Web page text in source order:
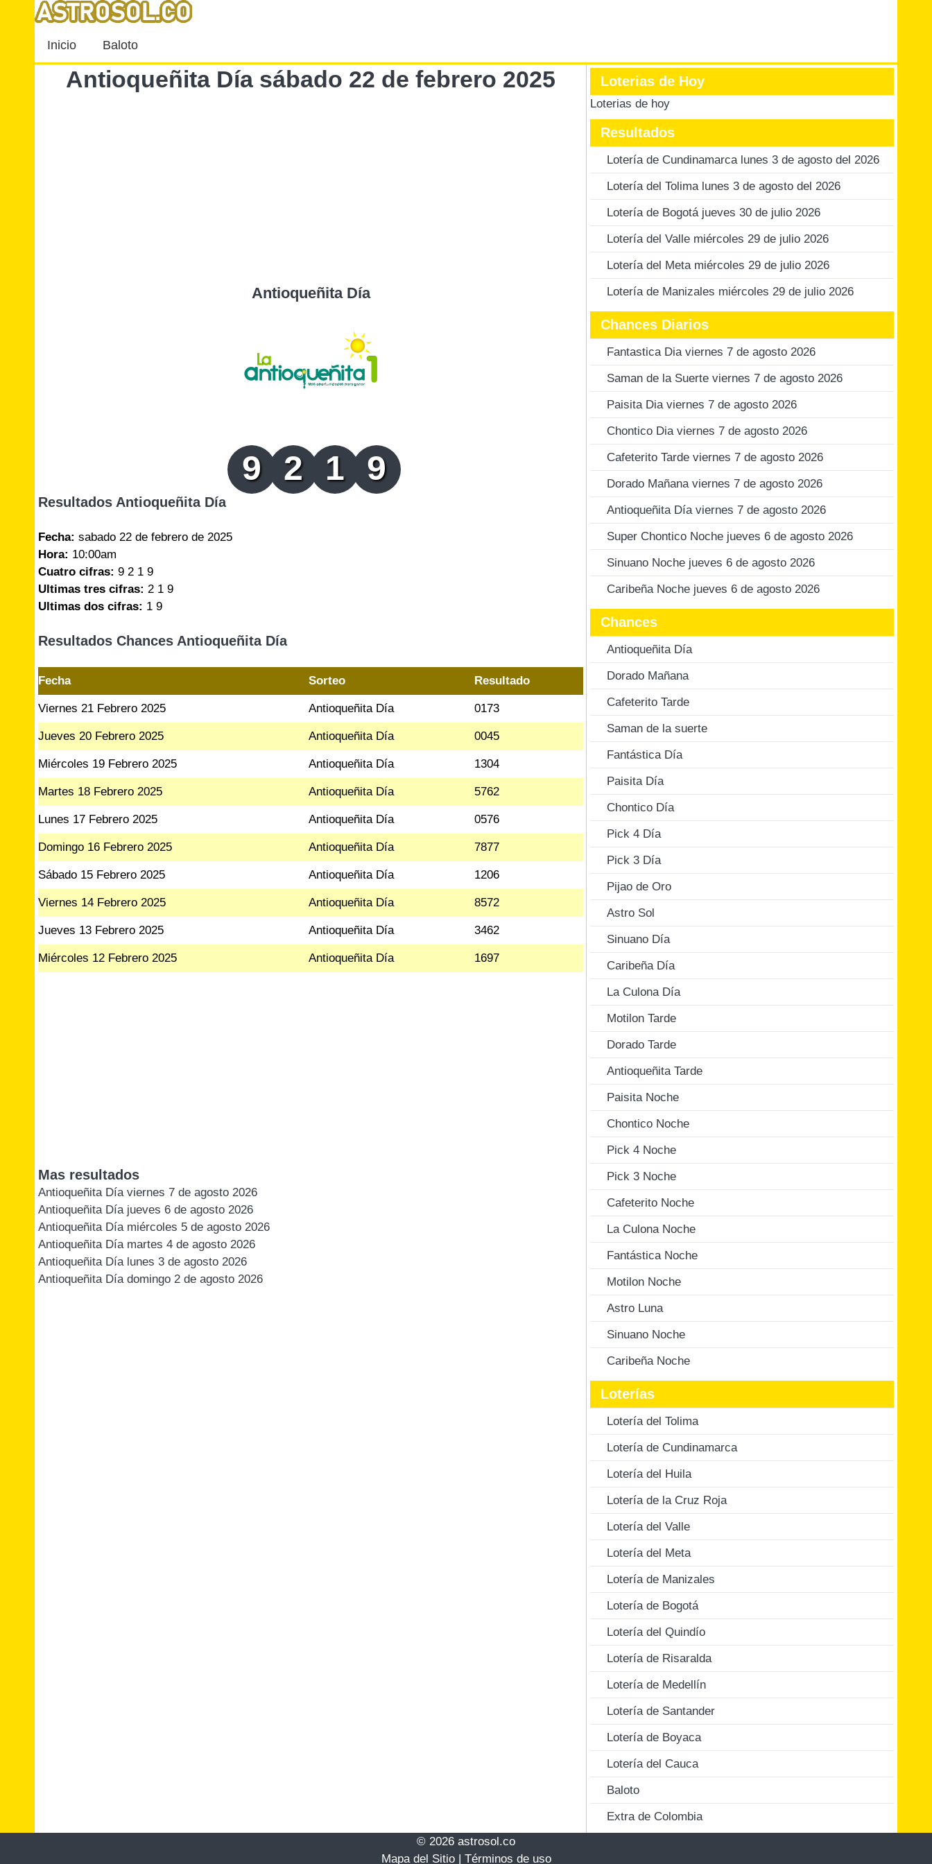
Inicio Baloto
Antioqueñita Día sábado 22 de febrero 2025
Antioqueñita Día
9 2 1 9
Resultados Antioqueñita Día
Fecha: sabado 22 de febrero de 2025
Hora: 10:00am
Cuatro cifras: 9 2 1 9
Ultimas tres cifras: 2 1 9
Ultimas dos cifras: 1 9
Resultados Chances Antioqueñita Día
Fecha Sorteo Resultado
Viernes 21 Febrero 2025 Antioqueñita Día 0173
Jueves 20 Febrero 2025 Antioqueñita Día 0045
Miércoles 19 Febrero 2025 Antioqueñita Día 1304
Martes 18 Febrero 2025 Antioqueñita Día 5762
Lunes 17 Febrero 2025 Antioqueñita Día 0576
Domingo 16 Febrero 2025 Antioqueñita Día 7877
Sábado 15 Febrero 2025 Antioqueñita Día 1206
Viernes 14 Febrero 2025 Antioqueñita Día 8572
Jueves 13 Febrero 2025 Antioqueñita Día 3462
Miércoles 12 Febrero 2025 Antioqueñita Día 1697
Mas resultados
Antioqueñita Día viernes 7 de agosto 2026
Antioqueñita Día jueves 6 de agosto 2026
Antioqueñita Día miércoles 5 de agosto 2026
Antioqueñita Día martes 4 de agosto 2026
Antioqueñita Día lunes 3 de agosto 2026
Antioqueñita Día domingo 2 de agosto 2026
Loterias de Hoy
Loterias de hoy
Resultados
Lotería de Cundinamarca lunes 3 de agosto del 2026
Lotería del Tolima lunes 3 de agosto del 2026
Lotería de Bogotá jueves 30 de julio 2026
Lotería del Valle miércoles 29 de julio 2026
Lotería del Meta miércoles 29 de julio 2026
Lotería de Manizales miércoles 29 de julio 2026
Chances Diarios
Fantastica Dia viernes 7 de agosto 2026
Saman de la Suerte viernes 7 de agosto 2026
Paisita Dia viernes 7 de agosto 2026
Chontico Dia viernes 7 de agosto 2026
Cafeterito Tarde viernes 7 de agosto 2026
Dorado Mañana viernes 7 de agosto 2026
Antioqueñita Día viernes 7 de agosto 2026
Super Chontico Noche jueves 6 de agosto 2026
Sinuano Noche jueves 6 de agosto 2026
Caribeña Noche jueves 6 de agosto 2026
Chances
Antioqueñita Día
Dorado Mañana
Cafeterito Tarde
Saman de la suerte
Fantástica Día
Paisita Día
Chontico Día
Pick 4 Día
Pick 3 Día
Pijao de Oro
Astro Sol
Sinuano Día
Caribeña Día
La Culona Día
Motilon Tarde
Dorado Tarde
Antioqueñita Tarde
Paisita Noche
Chontico Noche
Pick 4 Noche
Pick 3 Noche
Cafeterito Noche
La Culona Noche
Fantástica Noche
Motilon Noche
Astro Luna
Sinuano Noche
Caribeña Noche
Loterías
Lotería del Tolima
Lotería de Cundinamarca
Lotería del Huila
Lotería de la Cruz Roja
Lotería del Valle
Lotería del Meta
Lotería de Manizales
Lotería de Bogotá
Lotería del Quindío
Lotería de Risaralda
Lotería de Medellín
Lotería de Santander
Lotería de Boyaca
Lotería del Cauca
Baloto
Extra de Colombia
© 2026 astrosol.co
Mapa del Sitio| Términos de uso